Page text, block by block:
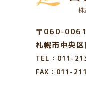
〒060-0061
札幌市中央
TEL：011-
FAX：011-